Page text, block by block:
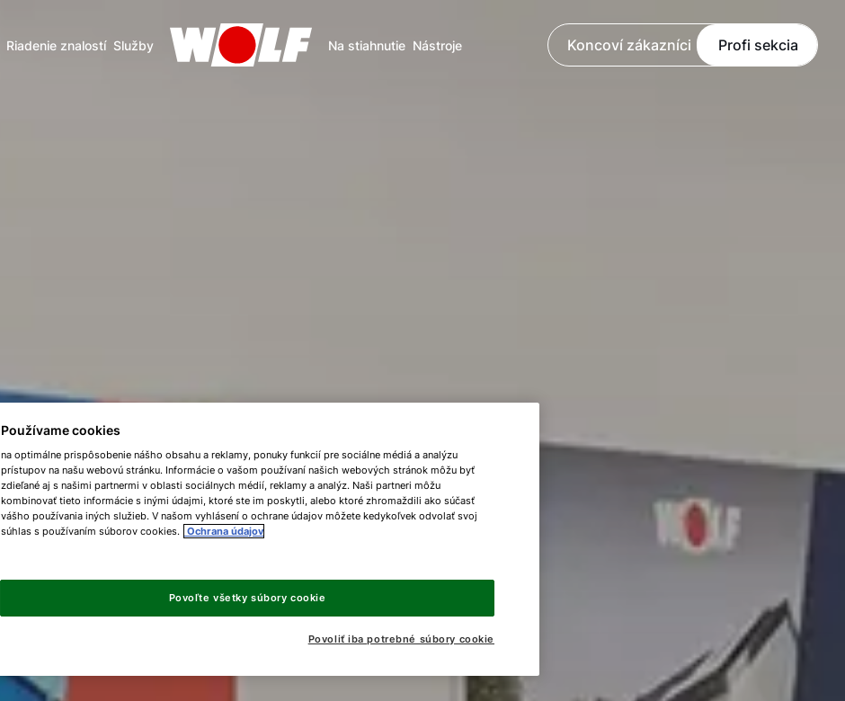
Riadenie znalostí Služby Na stiahnutie Nástroje Koncoví zákazníci Profi sekcia
Používame cookies
na optimálne prispôsobenie nášho obsahu a reklamy, ponuky funkcií pre sociálne médiá a analýzu
prístupov na našu webovú stránku. Informácie o vašom používaní našich webových stránok môžu byť
zdieľané aj s našimi partnermi v oblasti sociálnych médií, reklamy a analýz. Naši partneri môžu
kombinovať tieto informácie s inými údajmi, ktoré ste im poskytli, alebo ktoré zhromaždili ako súčasť
vášho používania iných služieb. V našom vyhlásení o ochrane údajov môžete kedykoľvek odvolať svoj
súhlas s používaním súborov cookies. Ochrana údajov
Povoliť iba potrebné súbory cookie
Povoľte všetky súbory cookie